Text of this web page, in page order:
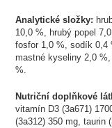
Analytické složky:
10,0 %, hrubý popel
fosfor 1,0 %, sodík 0,4
mastné kyseliny 2,0
%.
Nutriční doplňkové
vitamín D3 (3a671)
(3a312) 350 mg, taurin